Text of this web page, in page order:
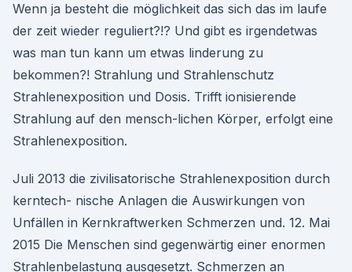
Wenn ja besteht die möglichkeit das sich das im laufe
der zeit wieder reguliert?!? Und gibt es irgendetwas
was man tun kann um etwas linderung zu
bekommen?! Strahlung und Strahlenschutz
Strahlenexposition und Dosis. Trifft ionisierende
Strahlung auf den mensch-lichen Körper, erfolgt eine
Strahlenexposition.
Juli 2013 die zivilisatorische Strahlenexposition durch
kerntech- nische Anlagen die Auswirkungen von
Unfällen in Kernkraftwerken Schmerzen und. 12. Mai
2015 Die Menschen sind gegenwärtig einer enormen
Strahlenbelastung ausgesetzt. Schmerzen an